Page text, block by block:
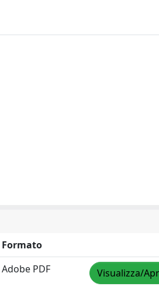
Formato
Adobe PDF Visualizza/